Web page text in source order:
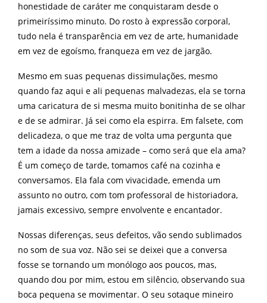
honestidade de caráter me conquistaram desde o
primeiríssimo minuto. Do rosto à expressão corporal,
tudo nela é transparência em vez de arte, humanidade
em vez de egoísmo, franqueza em vez de jargão.
Mesmo em suas pequenas dissimulações, mesmo
quando faz aqui e ali pequenas malvadezas, ela se torna
uma caricatura de si mesma muito bonitinha de se olhar
e de se admirar. Já sei como ela espirra. Em falsete, com
delicadeza, o que me traz de volta uma pergunta que
tem a idade da nossa amizade – como será que ela ama?
É um começo de tarde, tomamos café na cozinha e
conversamos. Ela fala com vivacidade, emenda um
assunto no outro, com tom professoral de historiadora,
jamais excessivo, sempre envolvente e encantador.
Nossas diferenças, seus defeitos, vão sendo sublimados
no som de sua voz. Não sei se deixei que a conversa
fosse se tornando um monólogo aos poucos, mas,
quando dou por mim, estou em silêncio, observando sua
boca pequena se movimentar. O seu sotaque mineiro